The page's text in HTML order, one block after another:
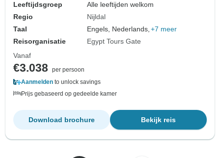
Leeftijdsgroep
Alle leeftijden welkom
Regio
Nijldal
Taal
Engels, Nederlands, +7 meer
Reisorganisatie
Egypt Tours Gate
Vanaf
€3.038
per persoon
Aanmelden to unlock savings
Prijs gebaseerd op gedeelde kamer
Bekijk reis
Download brochure